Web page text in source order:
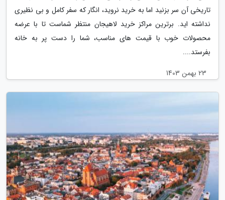
تاریخی آن سر بزنید اما به خرید نروید، انگار که سفر کامل و بی نظیری
نداشته اید. برترین مراکز خرید لاهیجان منتظر شماست تا با عرضه
محصولات خوب با قیمت های مناسب، شما را دست پر به خانه
بفرستد....
23 بهمن 1403